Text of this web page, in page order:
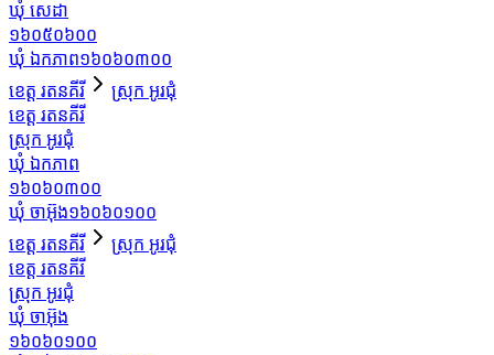
ឃុំ សេដា
១៦០៥០៦០០
ឃុំ ឯកភាព១៦០៦០៣០០
ខេត្ត រតនគីរី
ស្រុក អូរជុំ
ខេត្ត រតនគីរី
ស្រុក អូរជុំ
ឃុំ ឯកភាព
១៦០៦០៣០០
ឃុំ ចាអ៊ុង១៦០៦០១០០
ខេត្ត រតនគីរី
ស្រុក អូរជុំ
ខេត្ត រតនគីរី
ស្រុក អូរជុំ
ឃុំ ចាអ៊ុង
១៦០៦០១០០